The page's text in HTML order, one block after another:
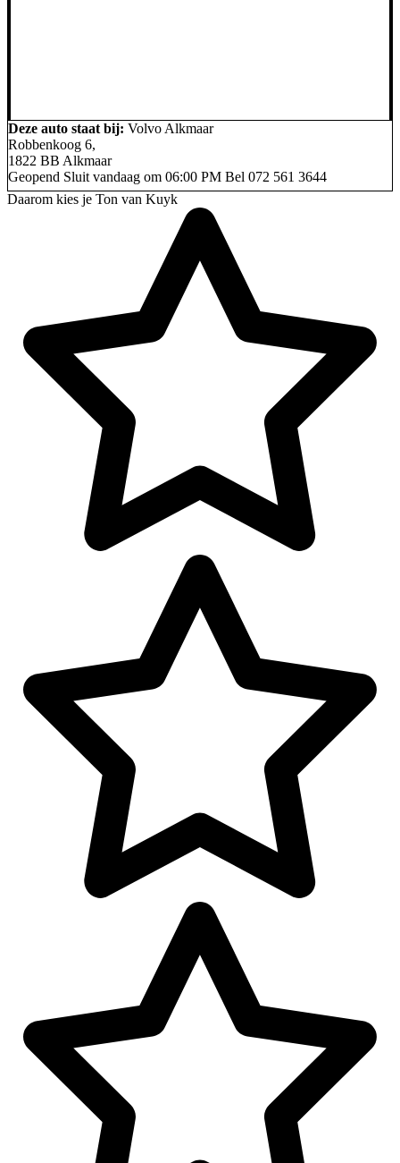
Deze auto staat bij: Volvo Alkmaar
Robbenkoog 6,
1822 BB Alkmaar
Geopend Sluit vandaag om 06:00 PM Bel 072 561 3644
Daarom kies je Ton van Kuyk